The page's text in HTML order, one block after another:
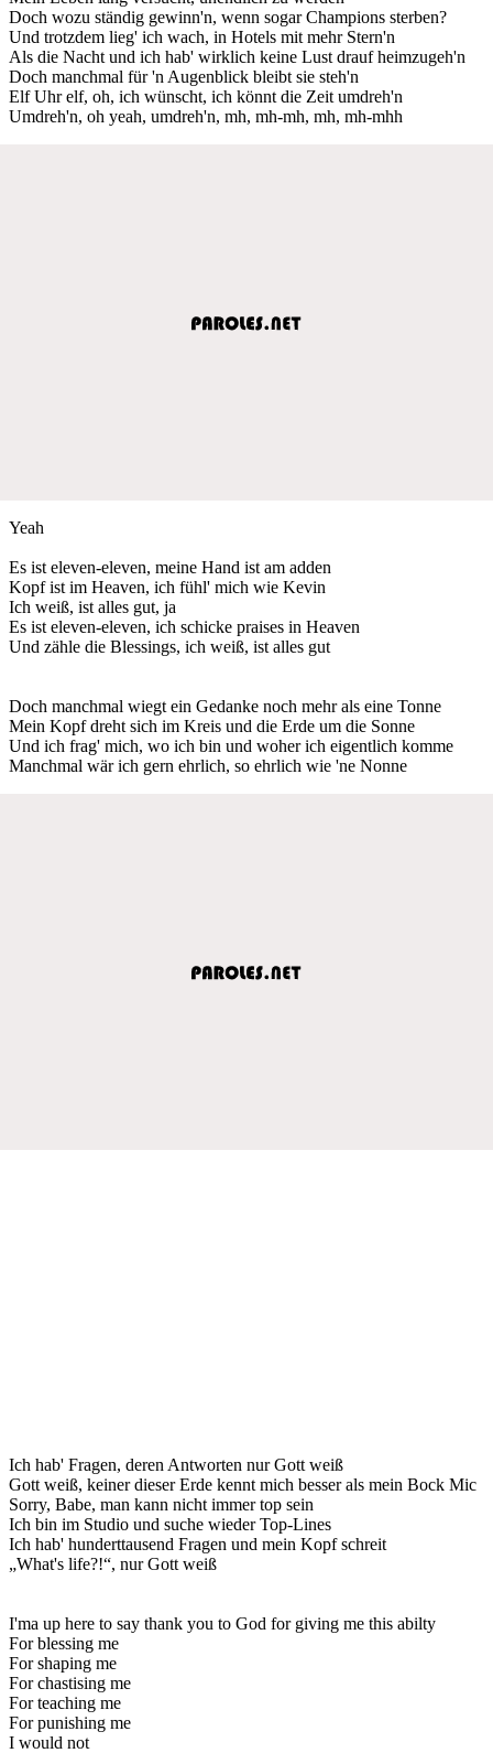
Doch wozu ständig gewinn'n, wenn sogar Champions sterben?
Und trotzdem lieg' ich wach, in Hotels mit mehr Stern'n
Als die Nacht und ich hab' wirklich keine Lust drauf heimzugeh'n
Doch manchmal für 'n Augenblick bleibt sie steh'n
Elf Uhr elf, oh, ich wünscht, ich könnt die Zeit umdreh'n
Umdreh'n, oh yeah, umdreh'n, mh, mh-mh, mh, mh-mhh
Yeah
Es ist eleven-eleven, meine Hand ist am adden
Kopf ist im Heaven, ich fühl' mich wie Kevin
Ich weiß, ist alles gut, ja
Es ist eleven-eleven, ich schicke praises in Heaven
Und zähle die Blessings, ich weiß, ist alles gut
Doch manchmal wiegt ein Gedanke noch mehr als eine Tonne
Mein Kopf dreht sich im Kreis und die Erde um die Sonne
Und ich frag' mich, wo ich bin und woher ich eigentlich komme
Manchmal wär ich gern ehrlich, so ehrlich wie 'ne Nonne
Ich hab' Fragen, deren Antworten nur Gott weiß
Gott weiß, keiner dieser Erde kennt mich besser als mein Bock Mic
Sorry, Babe, man kann nicht immer top sein
Ich bin im Studio und suche wieder Top-Lines
Ich hab' hunderttausend Fragen und mein Kopf schreit
„What's life?!“, nur Gott weiß
I'ma up here to say thank you to God for giving me this abilty
For blessing me
For shaping me
For chastising me
For teaching me
For punishing me
I would not